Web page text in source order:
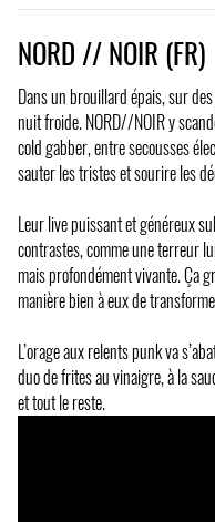
NORD // NOIR (FR)
Dans un brouillard épais, sur
nuit froide. NORD//NOIR y
cold gabber, entre secousses
sauter les tristes et sourire les
Leur live puissant et généreux
contrastes, comme une terreur
mais profondément vivante. Ça
manière bien à eux de
L’orage aux relents punk va
duo de frites au vinaigre, à la
et tout le reste.